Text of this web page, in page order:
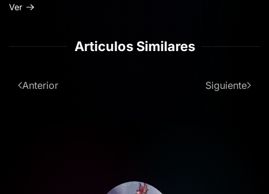
Ver
Articulos Similares
Anterior Siguiente